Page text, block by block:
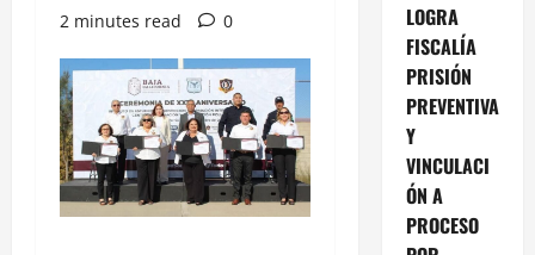
2 minutes read
0
LOGRA
FISCALÍA
PRISIÓN
PREVENTIVA
Y
VINCULACI
ÓN A
PROCESO